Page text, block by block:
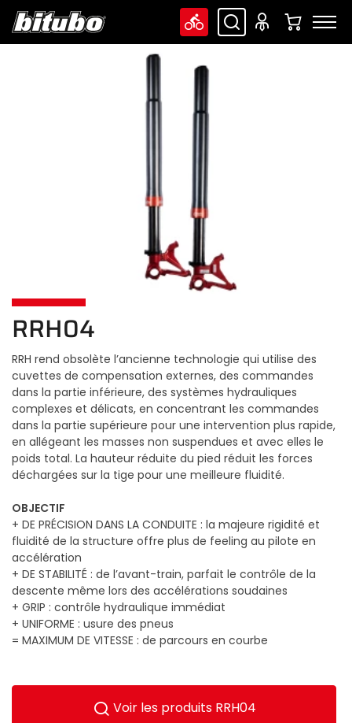
RRH04
RRH rend obsolète l’ancienne technologie qui utilise des
cuvettes de compensation externes, des commandes
dans la partie inférieure, des systèmes hydrauliques
complexes et délicats, en concentrant les commandes
dans la partie supérieure pour une intervention plus rapide,
en allégeant les masses non suspendues et avec elles le
poids total. La hauteur réduite du pied réduit les forces
déchargées sur la tige pour une meilleure fluidité.
OBJECTIF
+ DE PRÉCISION DANS LA CONDUITE : la majeure rigidité et
fluidité de la structure offre plus de feeling au pilote en
accélération
+ DE STABILITÉ : de l’avant-train, parfait le contrôle de la
descente même lors des accélérations soudaines
+ GRIP : contrôle hydraulique immédiat
+ UNIFORME : usure des pneus
= MAXIMUM DE VITESSE : de parcours en courbe
Voir les produits RRH04